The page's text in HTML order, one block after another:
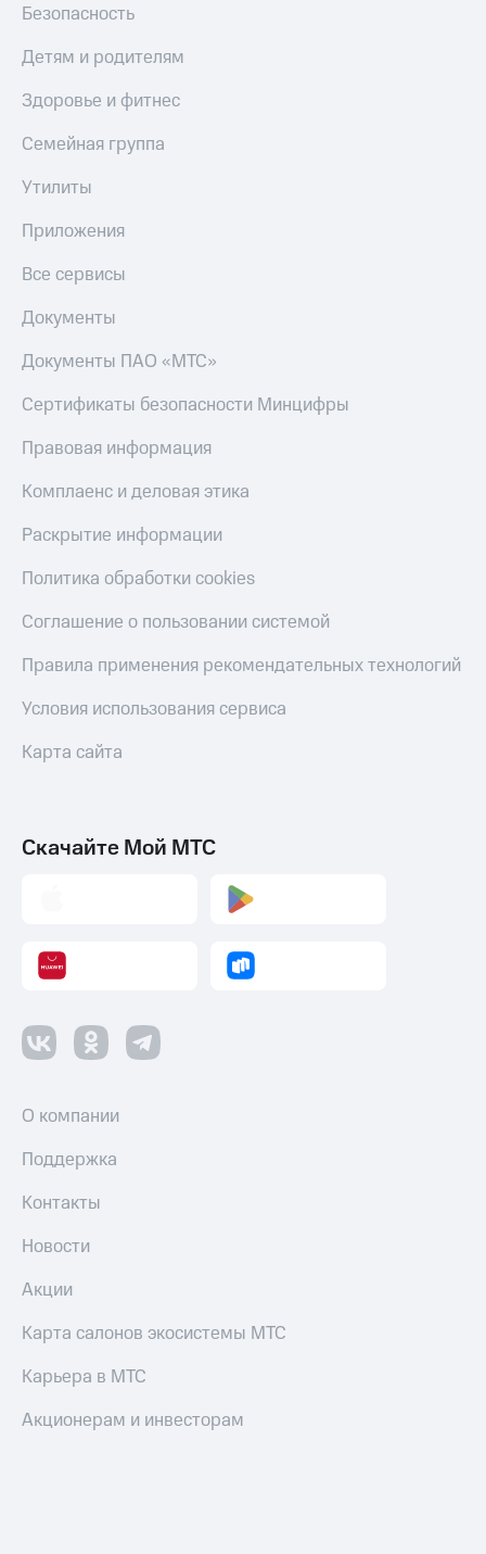
Безопасность
Детям и родителям
Здоровье и фитнес
Семейная группа
Утилиты
Приложения
Все сервисы
Документы
Документы ПАО «МТС»
Сертификаты безопасности Минцифры
Правовая информация
Комплаенс и деловая этика
Раскрытие информации
Политика обработки cookies
Соглашение о пользовании системой
Правила применения рекомендательных технологий
Условия использования сервиса
Карта сайта
Скачайте Мой МТС
О компании
Поддержка
Контакты
Новости
Акции
Карта салонов экосистемы МТС
Карьера в МТС
Акционерам и инвесторам